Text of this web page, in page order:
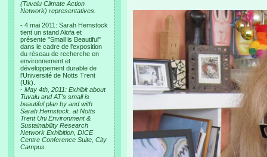
(Tuvalu Climate Action
Network) representatives.
- 4 mai 2011: Sarah Hemstock
tient un stand Alofa et
présente "Small is Beautiful"
dans le cadre de l'exposition
du réseau de recherche en
environnement et
développement durable de
l'Université de Notts Trent
(Uk).
- May 4th, 2011: Exhibit about
Tuvalu and AT’s small is
beautiful plan by and with
Sarah Hemstock. at Notts
Trent Uni Environment &
Sustainability Research
Network Exhibition, DICE
Centre Conference Suite, City
Campus.